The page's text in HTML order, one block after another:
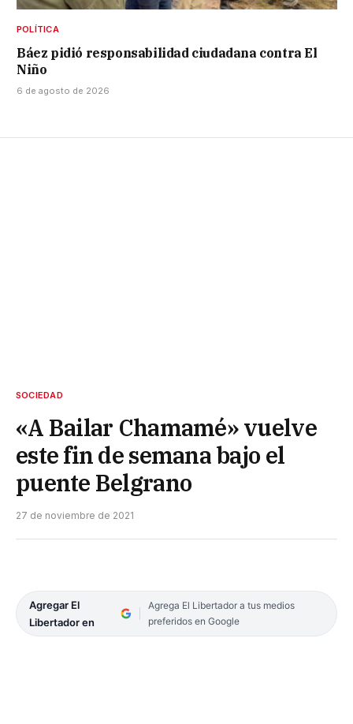
POLÍTICA
Báez pidió responsabilidad ciudadana contra El
Niño
6 de agosto de 2026
SOCIEDAD
«A Bailar Chamamé» vuelve
este fin de semana bajo el
puente Belgrano
27 de noviembre de 2021
Agregar El
Libertador en
Agrega El Libertador a tus medios
preferidos en Google